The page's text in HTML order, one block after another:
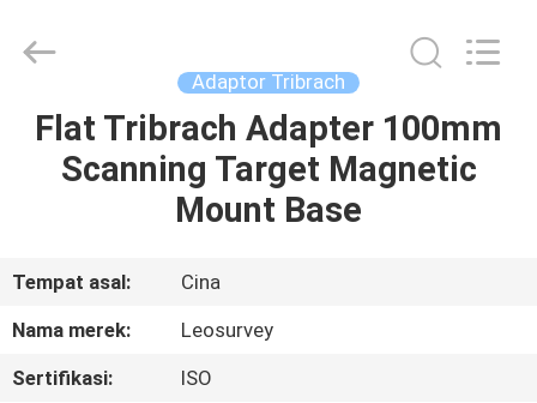
RUMAH
TENTANG
KAMI
Instrument
Co.,Ltd.
Adaptor Tribrach
Flat Tribrach Adapter 100mm
Scanning Target Magnetic
Mount Base
Tempat asal:
Cina
Nama merek:
Leosurvey
Sertifikasi:
ISO